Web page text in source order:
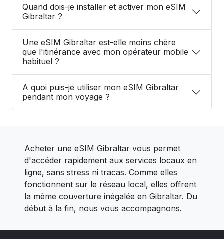
Quand dois-je installer et activer mon eSIM
Gibraltar ?
Une eSIM Gibraltar est-elle moins chère
que l'itinérance avec mon opérateur mobile
habituel ?
A quoi puis-je utiliser mon eSIM Gibraltar
pendant mon voyage ?
Acheter une eSIM Gibraltar vous permet
d'accéder rapidement aux services locaux en
ligne, sans stress ni tracas. Comme elles
fonctionnent sur le réseau local, elles offrent
la même couverture inégalée en Gibraltar. Du
début à la fin, nous vous accompagnons.